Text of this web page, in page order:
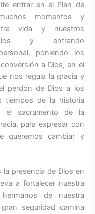
entrar en el Plan de
momentos y
vida y nuestros
y entrando
poniendo los
a Dios, en el
nos regala la gracia y
perdón de Dios a los
tiempos de la historia
el sacramento de la
para expresar con
queremos cambiar y
presencia de Dios en
a fortalecer nuestra
de nuestra
seguridad camina